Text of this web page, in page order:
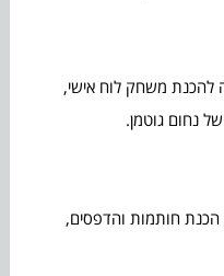
להכנת משחק לוח אישי,
נחום גוטמן.
הכנת חותמות והדפסים,